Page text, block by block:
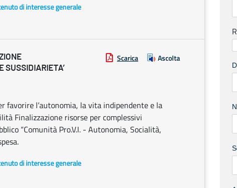
di interesse generale
SUSSIDIARIETA’
Scarica Ascolta
favorire l’autonomia, la vita indipendente e la
Finalizzazione risorse per complessivi
“Comunità Pro.V.I. - Autonomia, Socialità,
di interesse generale